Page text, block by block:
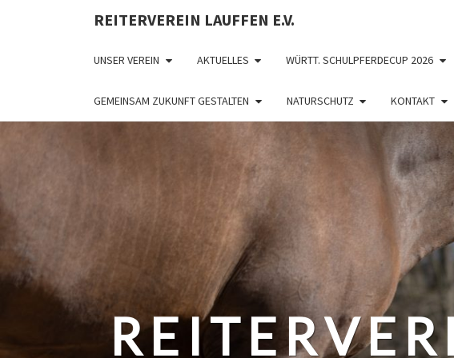
REITERVEREIN LAUFFEN E.V.
UNSER VEREIN AKTUELLES WÜRTT. SCHULPFERDECUP 2026
GEMEINSAM ZUKUNFT GESTALTEN NATURSCHUTZ KONTAKT